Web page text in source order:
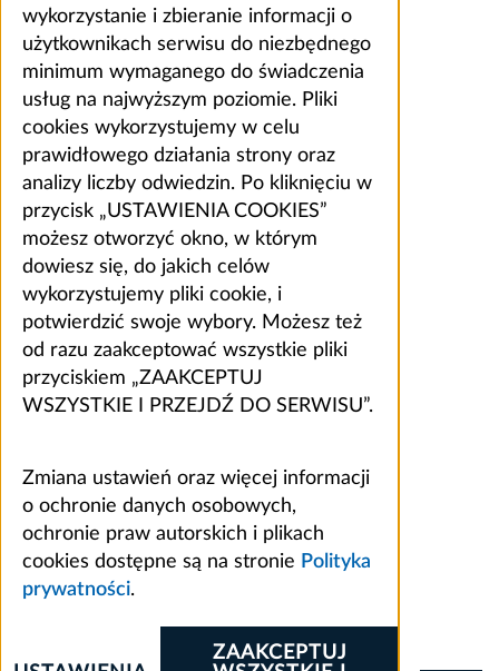
wykorzystanie i zbieranie informacji o
użytkownikach serwisu do niezbędnego
minimum wymaganego do świadczenia
usług na najwyższym poziomie. Pliki
cookies wykorzystujemy w celu
prawidłowego działania strony oraz
analizy liczby odwiedzin. Po kliknięciu w
przycisk „USTAWIENIA COOKIES”
możesz otworzyć okno, w którym
dowiesz się, do jakich celów
wykorzystujemy pliki cookie, i
potwierdzić swoje wybory. Możesz też
od razu zaakceptować wszystkie pliki
przyciskiem „ZAAKCEPTUJ
WSZYSTKIE I PRZEJDŹ DO SERWISU”.
Zmiana ustawień oraz więcej informacji
o ochronie danych osobowych,
ochronie praw autorskich i plikach
cookies dostępne są na stronie Polityka
prywatności.
ZAAKCEPTUJ